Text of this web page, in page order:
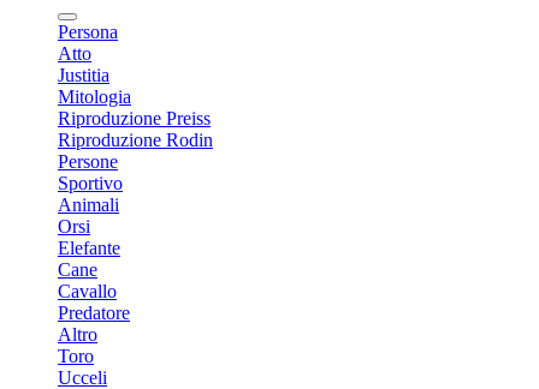
Persona
Atto
Justitia
Mitologia
Riproduzione Preiss
Riproduzione Rodin
Persone
Sportivo
Animali
Orsi
Elefante
Cane
Cavallo
Predatore
Altro
Toro
Ucceli